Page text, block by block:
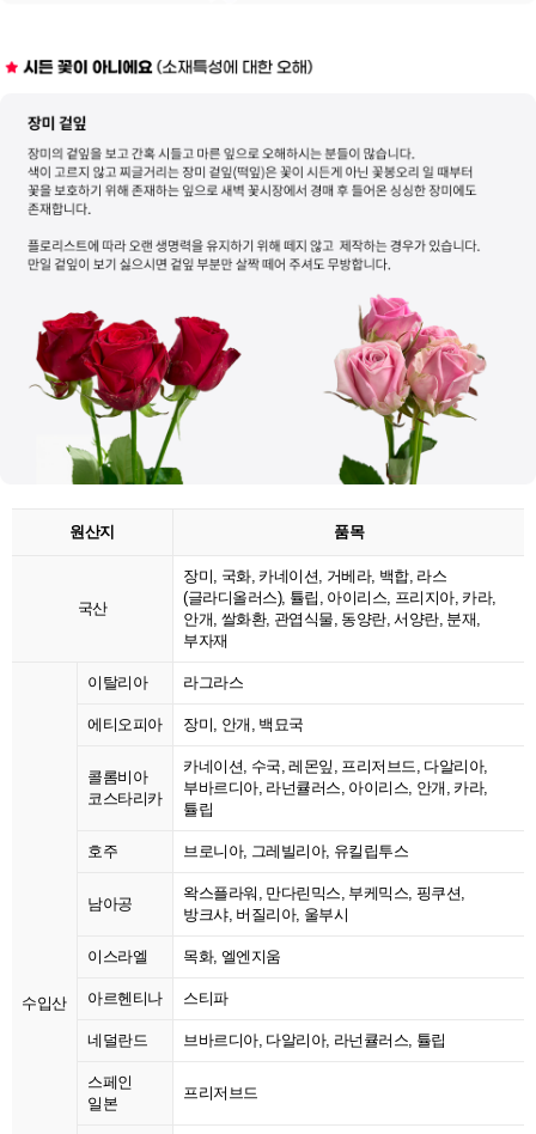
원산지 품목
국산
장미, 국화, 카네이션, 거베라, 백합, 라스
(글라디올러스), 튤립, 아이리스, 프리지아, 카라,
안개, 쌀화환, 관엽식물, 동양란, 서양란, 분재,
부자재
수입산
이탈리아 라그라스
에티오피아 장미, 안개, 백묘국
콜롬비아
코스타리카
카네이션, 수국, 레몬잎, 프리저브드, 다알리아,
부바르디아, 라넌큘러스, 아이리스, 안개, 카라,
튤립
호주 브로니아, 그레빌리아, 유킬립투스
남아공
왁스플라워, 만다린믹스, 부케믹스, 핑쿠션,
방크샤, 버질리아, 울부시
이스라엘 목화, 엘엔지움
아르헨티나 스티파
네덜란드 브바르디아, 다알리아, 라넌큘러스, 튤립
스페인
일본
프리저브드